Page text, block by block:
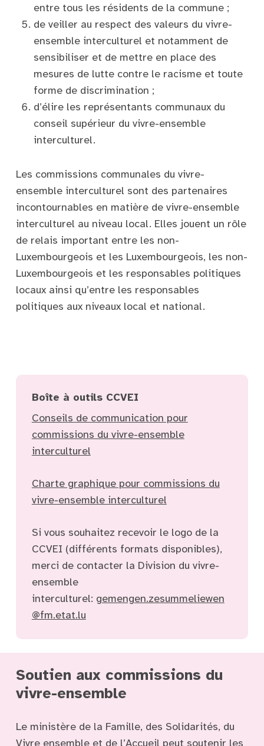
entre tous les résidents de la commune ;
de veiller au respect des valeurs du vivre-
ensemble interculturel et notamment de
sensibiliser et de mettre en place des
mesures de lutte contre le racisme et toute
forme de discrimination ;
d’élire les représentants communaux du
conseil supérieur du vivre-ensemble
interculturel.
Les commissions communales du vivre-
ensemble interculturel sont des partenaires
incontournables en matière de vivre-ensemble
interculturel au niveau local. Elles jouent un rôle
de relais important entre les non-
Luxembourgeois et les Luxembourgeois, les non-
Luxembourgeois et les responsables politiques
locaux ainsi qu’entre les responsables
politiques aux niveaux local et national.
Boîte à outils CCVEI
Conseils de communication pour
commissions du vivre-ensemble
interculturel
Charte graphique pour commissions du
vivre-ensemble interculturel
Si vous souhaitez recevoir le logo de la
CCVEI (différents formats disponibles),
merci de contacter la Division du vivre-
ensemble
interculturel: gemengen.zesummeliewen
@fm.etat.lu
Soutien aux commissions du
vivre-ensemble
Le ministère de la Famille, des Solidarités, du
Vivre ensemble et de l’Accueil peut soutenir les